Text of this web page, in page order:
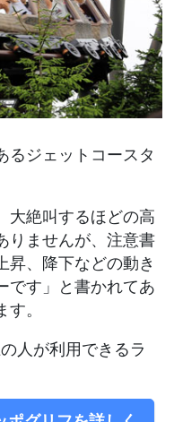
るジェットコースタ
大絶叫するほどの高
りませんが、注意書
昇、降下などの動き
です」と書かれてあ
。
人が利用できるラ